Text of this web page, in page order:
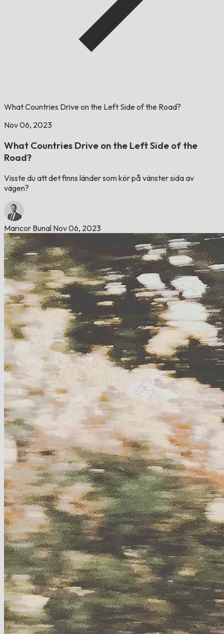
What Countries Drive on the Left Side of the Road?
Nov 06, 2023
What Countries Drive on the Left Side of the
Road?
Visste du att det finns länder som kör på vänster sida av
vägen?
Maricor Bunal Nov 06, 2023